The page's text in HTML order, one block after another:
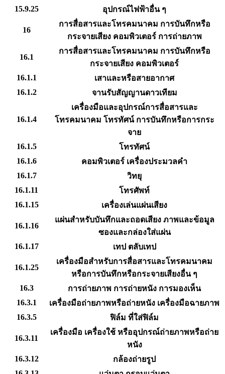
15.9.25
อุปกรณ์ไฟฟ้าอื่น ๆ
16
การสื่อสารและโทรคมนาคม การบันทึกหรือ
กระจายเสียง คอมพิวเตอร์ การถ่ายภาพ
16.1
การสื่อสารและโทรคมนาคม การบันทึกหรือ
กระจายเสียง คอมพิวเตอร์
16.1.1
เสาและหรือสายอากาศ
16.1.2
จานรับสัญญานดาวเทียม
16.1.4
เครื่องมือและอุปกรณ์การสื่อสารและ
โทรคมนาคม โทรทัศน์ การบันทึกหรือการกระ
จาย
16.1.5
โทรทัศน์
16.1.6
คอมพิวเตอร์ เครื่องประมวลคำ
16.1.7
วิทยุ
16.1.11
โทรศัพท์
16.1.15
เครื่องเล่นแผ่นเสียง
16.1.16
แผ่นสำหรับบันทึกและถอดเสียง ภาพและข้อมูล
ซองและกล่องใส่แผ่น
16.1.17
เทป ตลับเทป
16.1.25
เครื่องมือสำหรับการสื่อสารและโทรคมนาคม
หรือการบันทึกหรือกระจายเสียงอื่น ๆ
16.3
การถ่ายภาพ การถ่ายหนัง การมองเห็น
16.3.1
เครื่องมือถ่ายภาพหรือถ่ายหนัง เครื่องมือฉายภาพ
16.3.5
ฟิล์ม ที่ใส่ฟิล์ม
16.3.11
เครื่องมือ เครื่องใช้ หรืออุปกรณ์ถ่ายภาพหรือถ่าย
หนัง
16.3.12
กล้องถ่ายรูป